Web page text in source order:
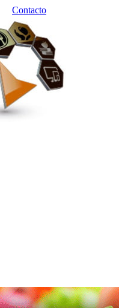
Contacto